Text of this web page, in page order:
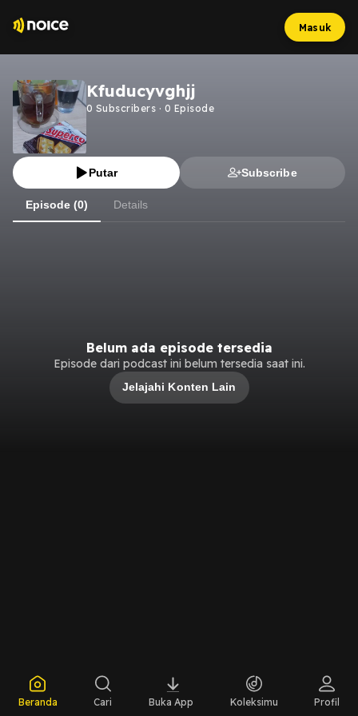
Masuk
Kfuducyvghjj
0 Subscribers · 0 Episode
Putar Subscribe
Episode (0) Details
Belum ada episode tersedia
Episode dari podcast ini belum tersedia saat ini.
Jelajahi Konten Lain
Beranda Cari Buka App Koleksimu Profil